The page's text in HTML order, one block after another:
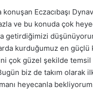
konuşan Eczacıbaşı
ve bu konuda çok
getirdiğimizi
kurduğumuz en
çok güzel şekilde temsil
biz de takım olarak
heyecanla